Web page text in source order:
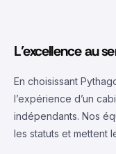
L’excellence au
En choisissant
l’expérience d’un
indépendants. Nos
les statuts et mettent